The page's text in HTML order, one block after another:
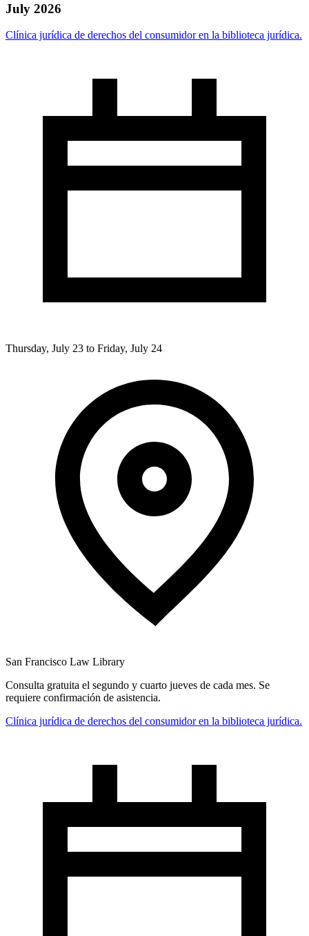
July 2026
Clínica jurídica de derechos del consumidor en la biblioteca jurídica.
Thursday, July 23 to Friday, July 24
San Francisco Law Library
Consulta gratuita el segundo y cuarto jueves de cada mes. Se
requiere confirmación de asistencia.
Clínica jurídica de derechos del consumidor en la biblioteca jurídica.